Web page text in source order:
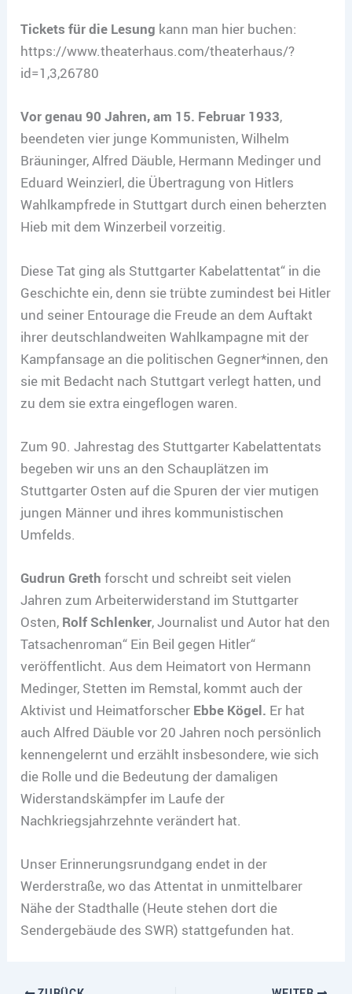
Tickets für die Lesung kann man hier buchen:
https://www.theaterhaus.com/theaterhaus/?
id=1,3,26780
Vor genau 90 Jahren, am 15. Februar 1933,
beendeten vier junge Kommunisten, Wilhelm
Bräuninger, Alfred Däuble, Hermann Medinger und
Eduard Weinzierl, die Übertragung von Hitlers
Wahlkampfrede in Stuttgart durch einen beherzten
Hieb mit dem Winzerbeil vorzeitig.
Diese Tat ging als Stuttgarter Kabelattentat“ in die
Geschichte ein, denn sie trübte zumindest bei Hitler
und seiner Entourage die Freude an dem Auftakt
ihrer deutschlandweiten Wahlkampagne mit der
Kampfansage an die politischen Gegner*innen, den
sie mit Bedacht nach Stuttgart verlegt hatten, und
zu dem sie extra eingeflogen waren.
Zum 90. Jahrestag des Stuttgarter Kabelattentats
begeben wir uns an den Schauplätzen im
Stuttgarter Osten auf die Spuren der vier mutigen
jungen Männer und ihres kommunistischen
Umfelds.
Gudrun Greth forscht und schreibt seit vielen
Jahren zum Arbeiterwiderstand im Stuttgarter
Osten, Rolf Schlenker, Journalist und Autor hat den
Tatsachenroman“ Ein Beil gegen Hitler“
veröffentlicht. Aus dem Heimatort von Hermann
Medinger, Stetten im Remstal, kommt auch der
Aktivist und Heimatforscher Ebbe Kögel. Er hat
auch Alfred Däuble vor 20 Jahren noch persönlich
kennengelernt und erzählt insbesondere, wie sich
die Rolle und die Bedeutung der damaligen
Widerstandskämpfer im Laufe der
Nachkriegsjahrzehnte verändert hat.
Unser Erinnerungsrundgang endet in der
Werderstraße, wo das Attentat in unmittelbarer
Nähe der Stadthalle (Heute stehen dort die
Sendergebäude des SWR) stattgefunden hat.